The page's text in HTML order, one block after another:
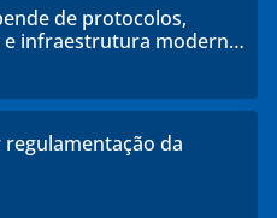
de protocolos,
infraestrutura moderna,
da